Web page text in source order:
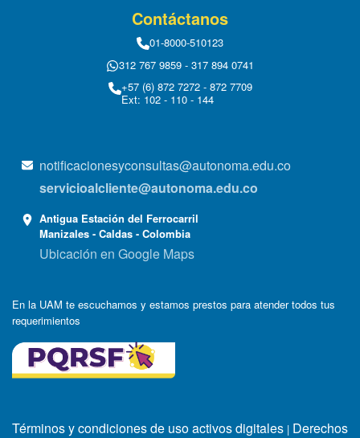
Contáctanos
01-8000-510123
312 767 9859 - 317 894 0741
+57 (6) 872 7272 - 872 7709
Ext: 102 - 110 - 144
notificacionesyconsultas@autonoma.edu.co
servicioalcliente@autonoma.edu.co
Antigua Estación del Ferrocarril
Manizales - Caldas - Colombia
Ubicación en Google Maps
En la UAM te escuchamos y estamos prestos para atender todos tus
requerimientos
Términos y condiciones de uso activos digitales | Derechos